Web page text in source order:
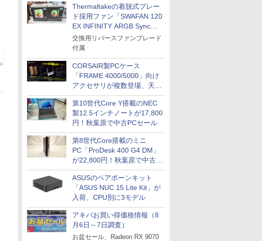
Thermaltakeの着脱式ブレー
ド採用ファン「SWAFAN 120
EX INFINITY ARGB Sync」
に単品パッケージ
交換用リバースファンブレード
付属
CORSAIR製PCケース
「FRAME 4000/5000」向け
アクセサリが複数登場、天然
木製パネルや背面コネクタ対
応トレイなど
第10世代Core Y搭載のNEC
製12.5インチノートが17,800
円！秋葉原で中古PCセール
第8世代Core搭載のミニ
PC「ProDesk 400 G4 DM」
が22,800円！秋葉原で中古
PCセール
ASUSのベアボーンキット
「ASUS NUC 15 Lite Kit」が
入荷、CPU別に3モデル
アキバお買い得価格情報（8
月6日～7日調査）
お盆セール、Radeon RX 9070